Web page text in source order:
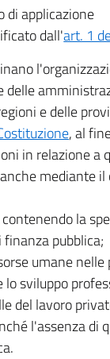
di applicazione
dall'art. 1
delle
e delle
, al
in relazione a
mediante
la
pubblica;
umane nelle
sviluppo
del lavoro
l'assenza di